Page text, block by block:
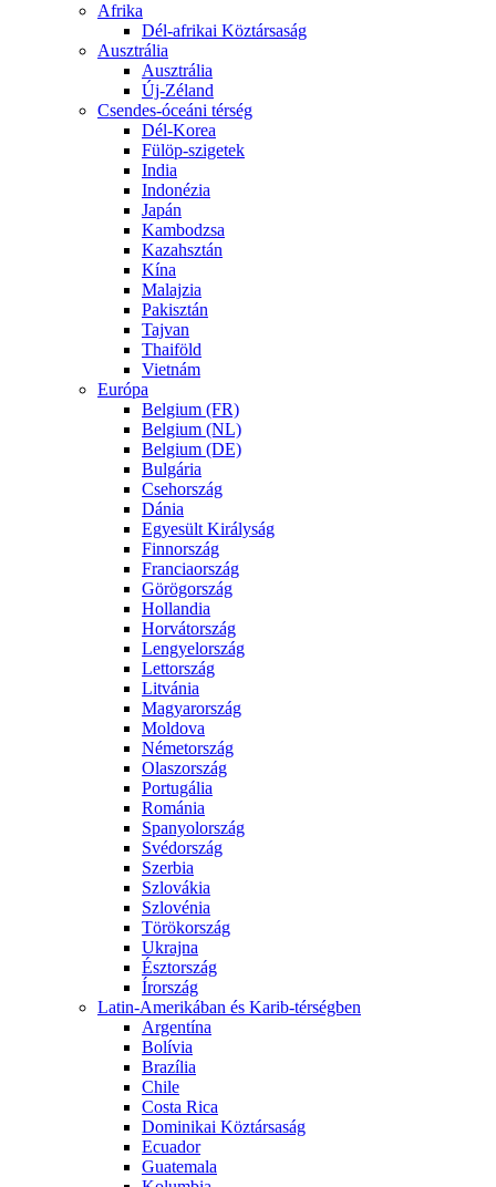
Afrika
Dél-afrikai Köztársaság
Ausztrália
Ausztrália
Új-Zéland
Csendes-óceáni térség
Dél-Korea
Fülöp-szigetek
India
Indonézia
Japán
Kambodzsa
Kazahsztán
Kína
Malajzia
Pakisztán
Tajvan
Thaiföld
Vietnám
Európa
Belgium (FR)
Belgium (NL)
Belgium (DE)
Bulgária
Csehország
Dánia
Egyesült Királyság
Finnország
Franciaország
Görögország
Hollandia
Horvátország
Lengyelország
Lettország
Litvánia
Magyarország
Moldova
Németország
Olaszország
Portugália
Románia
Spanyolország
Svédország
Szerbia
Szlovákia
Szlovénia
Törökország
Ukrajna
Észtország
Írország
Latin-Amerikában és Karib-térségben
Argentína
Bolívia
Brazília
Chile
Costa Rica
Dominikai Köztársaság
Ecuador
Guatemala